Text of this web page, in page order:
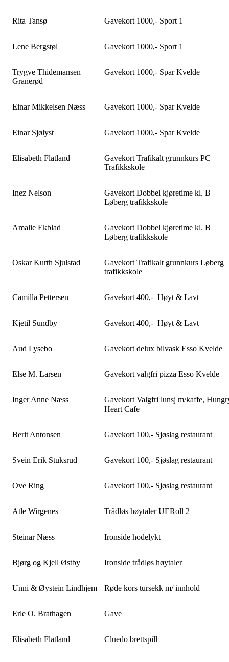
Rita Tansø Gavekort 1000,- Sport 1
Lene Bergstøl Gavekort 1000,- Sport 1
Trygve Thidemansen
Granerød
Gavekort 1000,- Spar Kvelde
Einar Mikkelsen Næss Gavekort 1000,- Spar Kvelde
Einar Sjølyst Gavekort 1000,- Spar Kvelde
Elisabeth Flatland
Gavekort Trafikalt grunnkurs PC
Trafikkskole
Inez Nelson
Gavekort Dobbel kjøretime kl. B
Løberg trafikkskole
Amalie Ekblad
Gavekort Dobbel kjøretime kl. B
Løberg trafikkskole
Oskar Kurth Sjulstad
Gavekort Trafikalt grunnkurs Løberg
trafikkskole
Camilla Pettersen Gavekort 400,- Høyt & Lavt
Kjetil Sundby Gavekort 400,- Høyt & Lavt
Aud Lysebo Gavekort delux bilvask Esso Kvelde
Else M. Larsen Gavekort valgfri pizza Esso Kvelde
Inger Anne Næss
Gavekort Valgfri lunsj m/kaffe,
Heart Cafe
Berit Antonsen Gavekort 100,- Sjøslag restaurant
Svein Erik Stuksrud Gavekort 100,- Sjøslag restaurant
Ove Ring Gavekort 100,- Sjøslag restaurant
Atle Wirgenes Trådløs høytaler UERoll 2
Steinar Næss Ironside hodelykt
Bjørg og Kjell Østby Ironside trådløs høytaler
Unni & Øystein Lindhjem Røde kors tursekk m/ innhold
Erle O. Brathagen Gave
Elisabeth Flatland Cluedo brettspill